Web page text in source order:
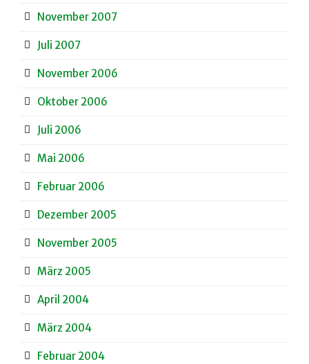
November 2007
Juli 2007
November 2006
Oktober 2006
Juli 2006
Mai 2006
Februar 2006
Dezember 2005
November 2005
März 2005
April 2004
März 2004
Februar 2004